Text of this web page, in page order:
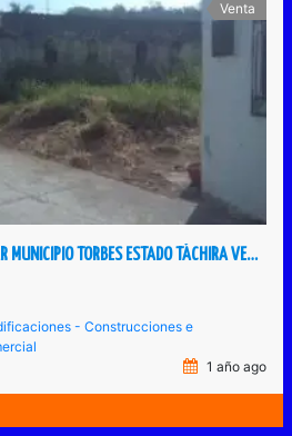
Venta
VENDE: TERRENO EN EL PALMAR MUNICIPIO TORBES ESTADO TÁCHIRA VENEZUELA.
- Construcciones e
1 año ago